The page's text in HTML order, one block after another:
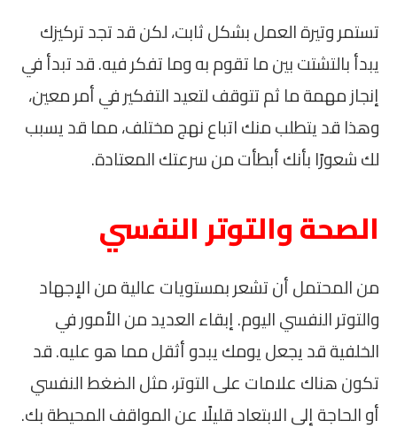
تستمر وتيرة العمل بشكل ثابت، لكن قد تجد تركيزك
يبدأ بالتشتت بين ما تقوم به وما تفكر فيه. قد تبدأ في
إنجاز مهمة ما ثم تتوقف لتعيد التفكير في أمر معين،
وهذا قد يتطلب منك اتباع نهج مختلف، مما قد يسبب
لك شعورًا بأنك أبطأت من سرعتك المعتادة.
الصحة والتوتر النفسي
من المحتمل أن تشعر بمستويات عالية من الإجهاد
والتوتر النفسي اليوم. إبقاء العديد من الأمور في
الخلفية قد يجعل يومك يبدو أثقل مما هو عليه. قد
تكون هناك علامات على التوتر، مثل الضغط النفسي
أو الحاجة إلى الابتعاد قليلًا عن المواقف المحيطة بك.